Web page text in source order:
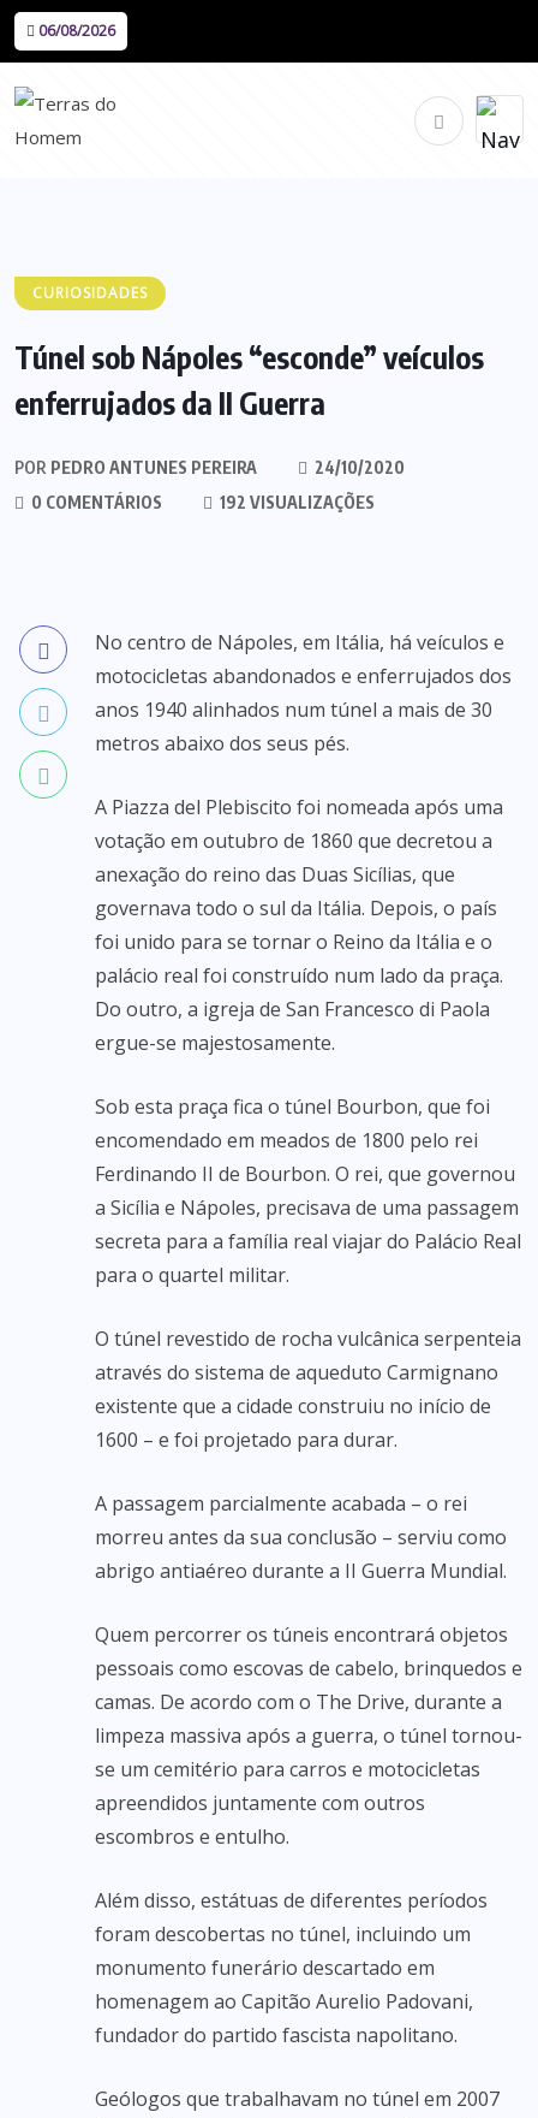
06/08/2026
CURIOSIDADES
Túnel sob Nápoles “esconde” veículos
enferrujados da II Guerra
POR PEDRO ANTUNES PEREIRA
24/10/2020
0 COMENTÁRIOS
192 VISUALIZAÇÕES
No centro de Nápoles, em Itália, há veículos e
motocicletas abandonados e enferrujados dos
anos 1940 alinhados num túnel a mais de 30
metros abaixo dos seus pés.
A Piazza del Plebiscito foi nomeada após uma
votação em outubro de 1860 que decretou a
anexação do reino das Duas Sicílias, que
governava todo o sul da Itália. Depois, o país
foi unido para se tornar o Reino da Itália e o
palácio real foi construído num lado da praça.
Do outro, a igreja de San Francesco di Paola
ergue-se majestosamente.
Sob esta praça fica o túnel Bourbon, que foi
encomendado em meados de 1800 pelo rei
Ferdinando II de Bourbon. O rei, que governou
a Sicília e Nápoles, precisava de uma passagem
secreta para a família real viajar do Palácio Real
para o quartel militar.
O túnel revestido de rocha vulcânica serpenteia
através do sistema de aqueduto Carmignano
existente que a cidade construiu no início de
1600 – e foi projetado para durar.
A passagem parcialmente acabada – o rei
morreu antes da sua conclusão – serviu como
abrigo antiaéreo durante a II Guerra Mundial.
Quem percorrer os túneis encontrará objetos
pessoais como escovas de cabelo, brinquedos e
camas. De acordo com o The Drive, durante a
limpeza massiva após a guerra, o túnel tornou-
se um cemitério para carros e motocicletas
apreendidos juntamente com outros
escombros e entulho.
Além disso, estátuas de diferentes períodos
foram descobertas no túnel, incluindo um
monumento funerário descartado em
homenagem ao Capitão Aurelio Padovani,
fundador do partido fascista napolitano.
Geólogos que trabalhavam no túnel em 2007